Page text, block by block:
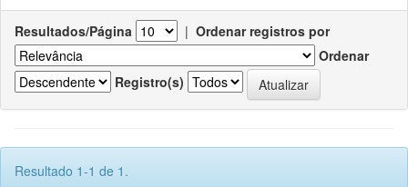
Resultados/Página | Ordenar registros por
Ordenar
Registro(s)
Resultado 1-1 de 1.